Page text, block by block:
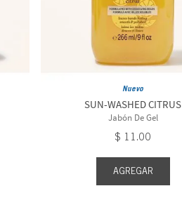
Nuevo
SUN-WASHED CITRUS
Jabón De Gel
$ 11.00
AGREGAR